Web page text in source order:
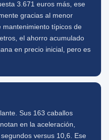
3.671 euros más, ese
gracias al menor
mantenimiento típicos de
el ahorro acumulado
en precio inicial, pero es
Sus 163 caballos
en la aceleración,
versus 10,6. Ese